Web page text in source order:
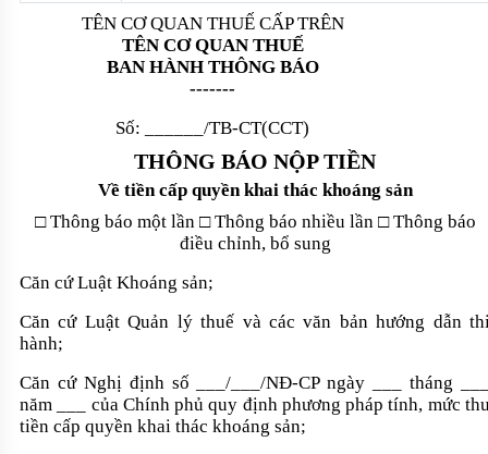
TÊN CƠ QUAN THUẾ CẤP TRÊN
TÊN CƠ QUAN THUẾ
BAN HÀNH THÔNG BÁO
-------
Số:
______/TB-CT(CCT)
THÔNG BÁO NỘP TIỀN
Về tiền cấp quyền khai thác khoáng sản
□ Thông báo một lần □ Thông báo nhiều lần □ Thông báo
điều chỉnh, bổ sung
Căn cứ Luật Khoáng sản;
Căn cứ Luật Quản lý thuế và các văn bản hướng dẫn
hành;
Căn cứ Nghị định số ___/___/NĐ-CP ngày ___ tháng
năm ___ của Chính phủ quy định phương pháp tính, mức
tiền cấp quyền khai thác khoáng sản;